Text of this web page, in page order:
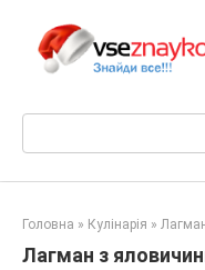
вмісту
Головна » Кулінарія »
Лагман з